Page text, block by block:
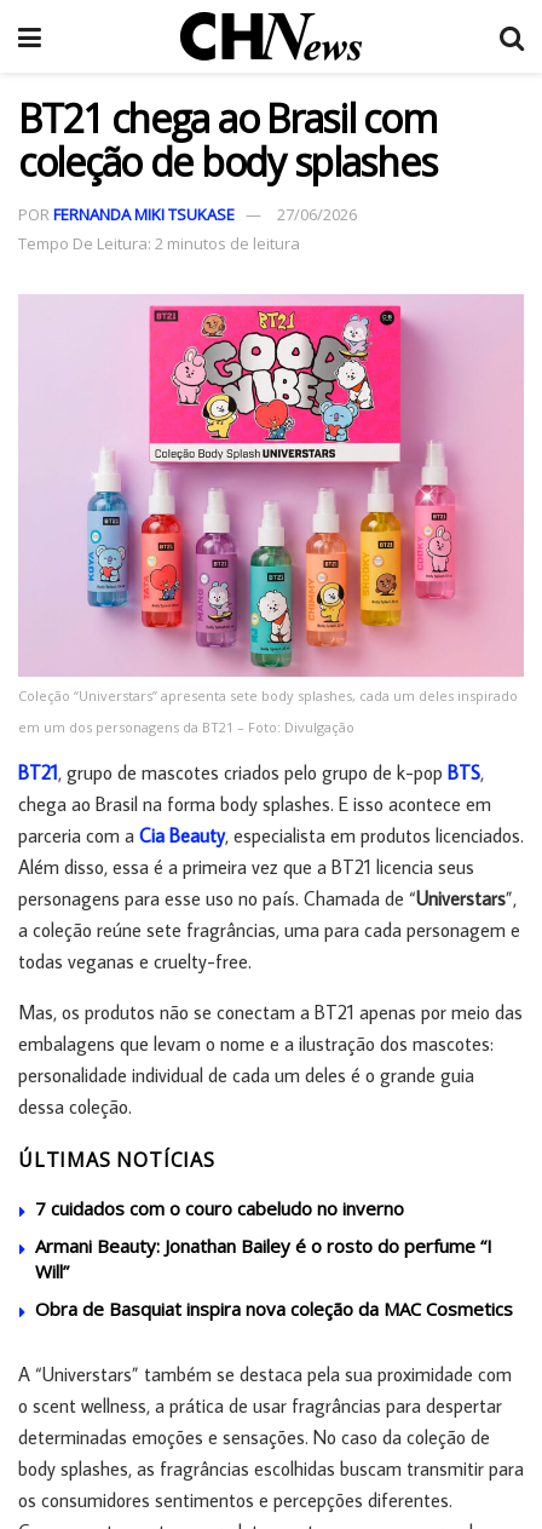
BT21 chega ao Brasil com
coleção de body splashes
PORFERNANDA MIKI TSUKASE
27/06/2026
Tempo De Leitura: 2 minutos de leitura
Coleção “Universtars” apresenta sete body splashes, cada um deles inspirado
em um dos personagens da BT21 – Foto: Divulgação
BT21, grupo de mascotes criados pelo grupo de k-pop BTS,
chega ao Brasil na forma body splashes. E isso acontece em
parceria com a Cia Beauty, especialista em produtos licenciados.
Além disso, essa é a primeira vez que a BT21 licencia seus
personagens para esse uso no país. Chamada de “Universtars”,
a coleção reúne sete fragrâncias, uma para cada personagem e
todas veganas e cruelty-free.
Mas, os produtos não se conectam a BT21 apenas por meio das
embalagens que levam o nome e a ilustração dos mascotes:
personalidade individual de cada um deles é o grande guia
dessa coleção.
ÚLTIMAS NOTÍCIAS
7 cuidados com o couro cabeludo no inverno
Armani Beauty: Jonathan Bailey é o rosto do perfume “I
Will”
Obra de Basquiat inspira nova coleção da MAC Cosmetics
A “Universtars” também se destaca pela sua proximidade com
o scent wellness, a prática de usar fragrâncias para despertar
determinadas emoções e sensações. No caso da coleção de
body splashes, as fragrâncias escolhidas buscam transmitir para
os consumidores sentimentos e percepções diferentes.